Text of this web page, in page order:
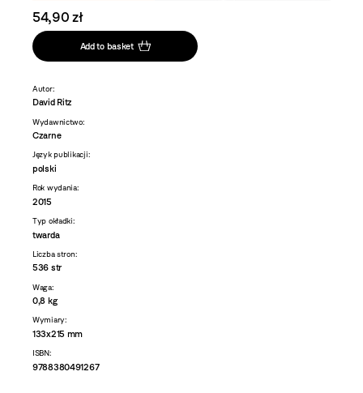
54,90 zł
Add to basket
Autor:
David Ritz
Wydawnictwo:
Czarne
Język publikacji:
polski
Rok wydania:
2015
Typ okładki:
twarda
Liczba stron:
536 str
Waga:
0,8 kg
Wymiary:
133x215 mm
ISBN:
9788380491267